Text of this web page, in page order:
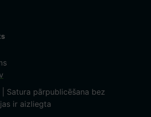
Satura pārpublicēšana bez
ir aizliegta